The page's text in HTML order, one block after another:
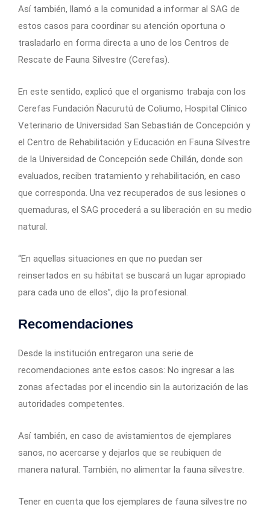
Así también, llamó a la comunidad a informar al SAG de
estos casos para coordinar su atención oportuna o
trasladarlo en forma directa a uno de los Centros de
Rescate de Fauna Silvestre (Cerefas).
En este sentido, explicó que el organismo trabaja con los
Cerefas Fundación Ñacurutú de Coliumo, Hospital Clínico
Veterinario de Universidad San Sebastián de Concepción y
el Centro de Rehabilitación y Educación en Fauna Silvestre
de la Universidad de Concepción sede Chillán, donde son
evaluados, reciben tratamiento y rehabilitación, en caso
que corresponda. Una vez recuperados de sus lesiones o
quemaduras, el SAG procederá a su liberación en su medio
natural.
“En aquellas situaciones en que no puedan ser
reinsertados en su hábitat se buscará un lugar apropiado
para cada uno de ellos”, dijo la profesional.
Recomendaciones
Desde la institución entregaron una serie de
recomendaciones ante estos casos: No ingresar a las
zonas afectadas por el incendio sin la autorización de las
autoridades competentes.
Así también, en caso de avistamientos de ejemplares
sanos, no acercarse y dejarlos que se reubiquen de
manera natural. También, no alimentar la fauna silvestre.
Tener en cuenta que los ejemplares de fauna silvestre no